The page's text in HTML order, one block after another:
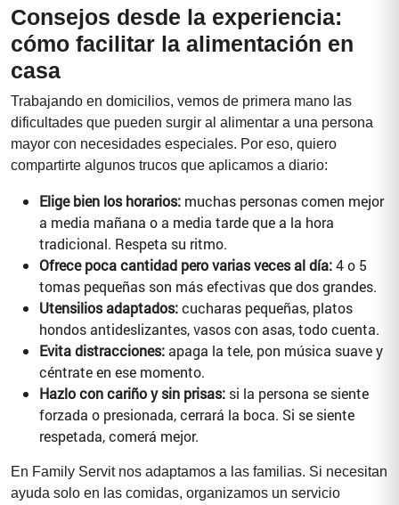
Consejos desde la experiencia:
cómo facilitar la alimentación en
casa
Trabajando en domicilios, vemos de primera mano las
dificultades que pueden surgir al alimentar a una persona
mayor con necesidades especiales. Por eso, quiero
compartirte algunos trucos que aplicamos a diario:
Elige bien los horarios: muchas personas comen mejor
a media mañana o a media tarde que a la hora
tradicional. Respeta su ritmo.
Ofrece poca cantidad pero varias veces al día:4 o 5
tomas pequeñas son más efectivas que dos grandes.
Utensilios adaptados:cucharas pequeñas, platos
hondos antideslizantes, vasos con asas, todo cuenta.
Evita distracciones:apaga la tele, pon música suave y
céntrate en ese momento.
Hazlo con cariño y sin prisas: si la persona se siente
forzada o presionada, cerrará la boca. Si se siente
respetada, comerá mejor.
En Family Servit nos adaptamos a las familias. Si necesitan
ayuda solo en las comidas, organizamos un servicio